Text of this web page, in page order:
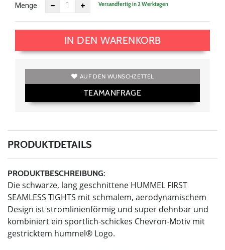
Menge Versandfertig in 2 Werktagen
IN DEN WARENKORB
AUF DEN WUNSCHZETTEL
TEAMANFRAGE
PRODUKTDETAILS
PRODUKTBESCHREIBUNG:
Die schwarze, lang geschnittene HUMMEL FIRST
SEAMLESS TIGHTS mit schmalem, aerodynamischem
Design ist stromlinienförmig und super dehnbar und
kombiniert ein sportlich-schickes Chevron-Motiv mit
gestricktem hummel® Logo.